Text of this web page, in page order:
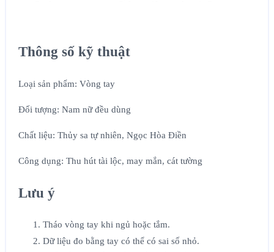
Thông số kỹ thuật
Loại sản phẩm: Vòng tay
Đối tượng: Nam nữ đều dùng
Chất liệu: Thủy sa tự nhiên, Ngọc Hòa Điền
Công dụng: Thu hút tài lộc, may mắn, cát tường
Lưu ý
Tháo vòng tay khi ngủ hoặc tắm.
Dữ liệu đo bằng tay có thể có sai số nhỏ.